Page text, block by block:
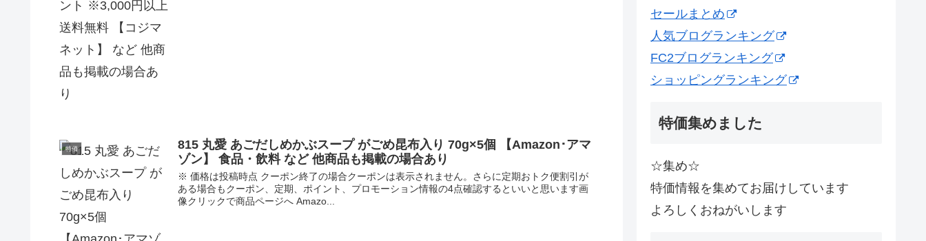
特価
815 丸愛 あごだしめかぶスープ がごめ昆布入り 70g×5個 【Amazon･アマ
ゾン】 食品・飲料 など 他商品も掲載の場合あり
※ 価格は投稿時点 クーポン終了の場合クーポンは表示されません。さらに定期おトク便割引が
ある場合もクーポン、定期、ポイント、プロモーション情報の4点確認するといいと思います画
像クリックで商品ページへ Amazo...
セールまとめ
人気ブログランキング
FC2ブログランキング
ショッピングランキング
特価集めました
☆集め☆
特価情報を集めてお届けしています
よろしくおねがいします